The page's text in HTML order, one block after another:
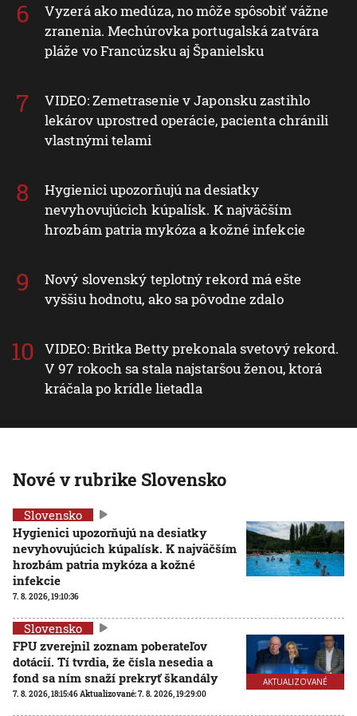
Vyzerá ako medúza, no môže spôsobiť vážne
zranenia. Mechúrovka portugalská zatvára
pláže vo Francúzsku aj Španielsku
VIDEO: Zemetrasenie v Japonsku zastihlo
lekárov uprostred operácie, pacienta chránili
vlastnými telami
Hygienici upozorňujú na desiatky
nevyhovujúcich kúpalísk. K najväčším
hrozbám patria mykóza a kožné infekcie
Nový slovenský teplotný rekord má ešte
vyššiu hodnotu, ako sa pôvodne zdalo
VIDEO: Britka Betty prekonala svetový rekord.
V 97 rokoch sa stala najstaršou ženou, ktorá
kráčala po krídle lietadla
Nové v rubrike Slovensko
Slovensko
Hygienici upozorňujú na desiatky
nevyhovujúcich kúpalísk. K najväčším
hrozbám patria mykóza a kožné
infekcie
7. 8. 2026, 19:10:36
AKTUALIZOVANÉ
Slovensko
FPU zverejnil zoznam poberateľov
dotácií. Tí tvrdia, že čísla nesedia a
fond sa ním snaží prekryť škandály
7. 8. 2026, 18:15:46Aktualizované:7. 8. 2026, 19:29:00